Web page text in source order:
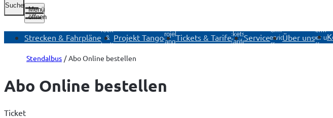
Suche
Menü
öffnen
Strecken & Fahrpläne
Strecken
&
Fahrpläne
Projekt TangoProjekt
TangoTickets & TarifeTickets &
TarifeService
Untermenü
Service
öffnen
Über unsÜber
öffnen
Stendalbus Abo Online bestellen
Abo Online bestellen
Ticket